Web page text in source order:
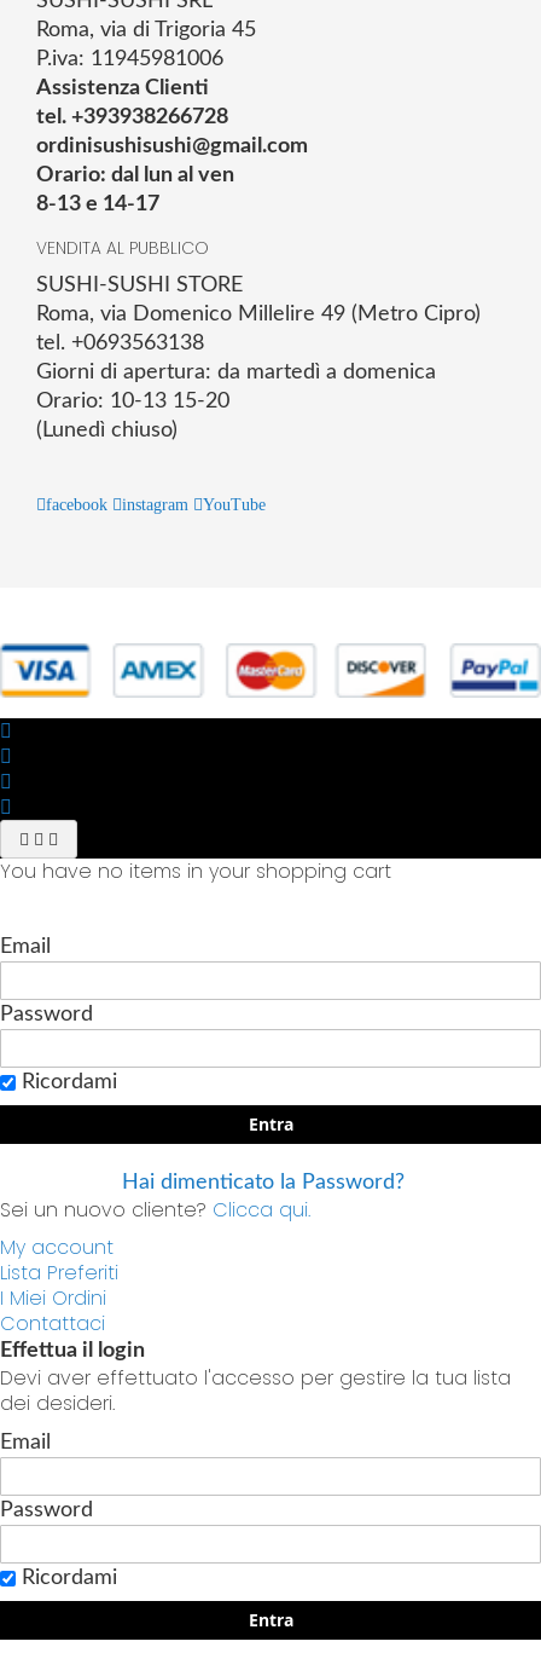
Roma, via di Trigoria 45
P.iva: 11945981006
Assistenza Clienti
tel. +393938266728
ordinisushisushi@gmail.com
Orario: dal lun al ven
8-13 e 14-17
VENDITA AL PUBBLICO
SUSHI-SUSHI STORE
Roma, via Domenico Millelire 49 (Metro Cipro)
tel. +0693563138
Giorni di apertura: da martedì a domenica
Orario: 10-13 15-20
(Lunedì chiuso)
facebook instagram YouTube
You have no items in your shopping cart
Email
Password
Ricordami
Entra
Hai dimenticato la Password?
Sei un nuovo cliente? Clicca qui.
My account
Lista Preferiti
I Miei Ordini
Contattaci
Effettua il login
Devi aver effettuato l'accesso per gestire la tua lista
dei desideri.
Email
Password
Ricordami
Entra